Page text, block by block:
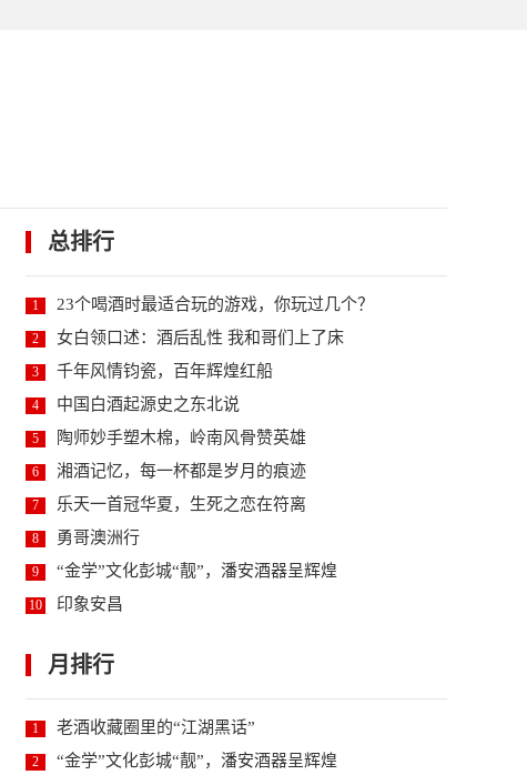
总排行
1 23个喝酒时最适合玩的游戏，你玩过几个？
2 女白领口述：酒后乱性 我和哥们上了床
3 千年风情钧瓷，百年辉煌红船
4 中国白酒起源史之东北说
5 陶师妙手塑木棉，岭南风骨赞英雄
6 湘酒记忆，每一杯都是岁月的痕迹
7 乐天一首冠华夏，生死之恋在符离
8 勇哥澳洲行
9 “金学”文化彭城“靓”，潘安酒器呈辉煌
10 印象安昌
月排行
1 老酒收藏圈里的“江湖黑话”
2 “金学”文化彭城“靓”，潘安酒器呈辉煌